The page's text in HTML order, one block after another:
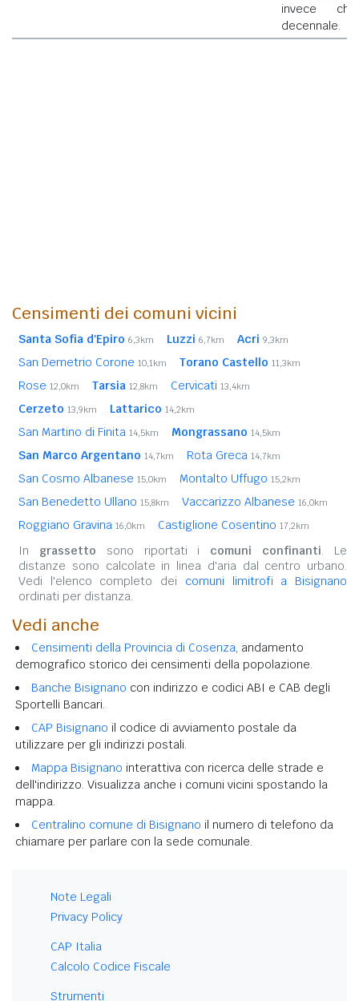
invece che
decennale.
Censimenti dei comuni vicini
Santa Sofia d'Epiro 6,3km Luzzi 6,7km Acri 9,3km
San Demetrio Corone 10,1km Torano Castello 11,3km
Rose 12,0km Tarsia 12,8km Cervicati 13,4km
Cerzeto 13,9km Lattarico 14,2km
San Martino di Finita 14,5km Mongrassano 14,5km
San Marco Argentano 14,7km Rota Greca 14,7km
San Cosmo Albanese 15,0km Montalto Uffugo 15,2km
San Benedetto Ullano 15,8km Vaccarizzo Albanese 16,0km
Roggiano Gravina 16,0km Castiglione Cosentino 17,2km
In grassetto sono riportati i comuni confinanti. Le
distanze sono calcolate in linea d'aria dal centro urbano.
Vedi l'elenco completo dei comuni limitrofi a Bisignano
ordinati per distanza.
Vedi anche
Censimenti della Provincia di Cosenza, andamento
demografico storico dei censimenti della popolazione.
Banche Bisignano con indirizzo e codici ABI e CAB degli
Sportelli Bancari.
CAP Bisignano il codice di avviamento postale da
utilizzare per gli indirizzi postali.
Mappa Bisignano interattiva con ricerca delle strade e
dell'indirizzo. Visualizza anche i comuni vicini spostando la
mappa.
Centralino comune di Bisignano il numero di telefono da
chiamare per parlare con la sede comunale.
Note Legali
Privacy Policy
CAP Italia
Calcolo Codice Fiscale
Strumenti